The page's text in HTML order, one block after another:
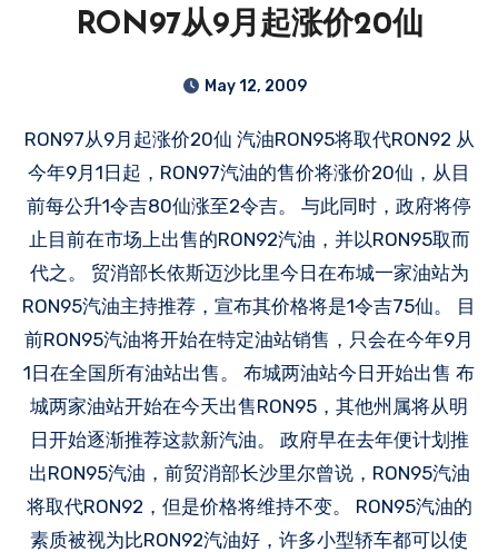
RON97从9月起涨价20仙
May 12, 2009
RON97从9月起涨价20仙 汽油RON95将取代RON92 从
今年9月1日起，RON97汽油的售价将涨价20仙，从目
前每公升1令吉80仙涨至2令吉。 与此同时，政府将停
止目前在市场上出售的RON92汽油，并以RON95取而
代之。 贸消部长依斯迈沙比里今日在布城一家油站为
RON95汽油主持推荐，宣布其价格将是1令吉75仙。 目
前RON95汽油将开始在特定油站销售，只会在今年9月
1日在全国所有油站出售。 布城两油站今日开始出售 布
城两家油站开始在今天出售RON95，其他州属将从明
日开始逐渐推荐这款新汽油。 政府早在去年便计划推
出RON95汽油，前贸消部长沙里尔曾说，RON95汽油
将取代RON92，但是价格将维持不变。 RON95汽油的
素质被视为比RON92汽油好，许多小型轿车都可以使